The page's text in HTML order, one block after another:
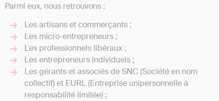
Parmi eux, nous retrouvons :
Les artisans et commerçants ;
Les micro-entrepreneurs ;
Les professionnels libéraux ;
Les entrepreneurs individuels ;
Les gérants et associés de SNC (Société en nom
collectif) et EURL (Entreprise unipersonnelle à
responsabilité limitée) ;